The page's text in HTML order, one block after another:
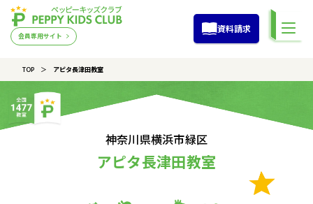
会員専用サイト
資料請求
TOP アピタ長津田教室
神奈川県横浜市緑区
アピタ長津田教室